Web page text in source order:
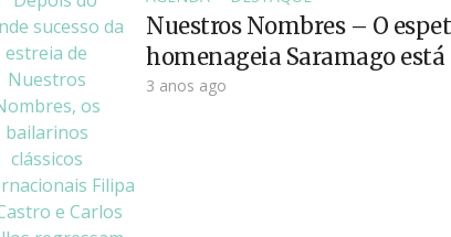
Nuestros Nombres – O
homenageia Saramago está
3 anos ago